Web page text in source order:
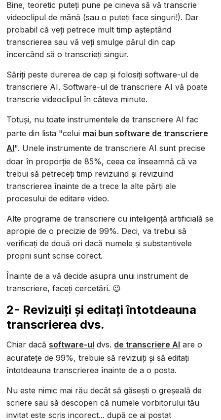
Bine, teoretic puteți pune pe cineva să vă transcrie
videoclipul de mână (sau o puteți face singuri!). Dar
probabil că veți petrece mult timp așteptând
transcrierea sau vă veți smulge părul din cap
încercând să o transcrieți singur.
Săriți peste durerea de cap și folosiți software-ul de
transcriere AI. Software-ul de transcriere AI vă poate
transcrie videoclipul în câteva minute.
Totuși, nu toate instrumentele de transcriere AI fac
parte din lista "celui mai bun software de transcriere
AI". Unele instrumente de transcriere AI sunt precise
doar în proporție de 85%, ceea ce înseamnă că va
trebui să petreceți timp revizuind și revizuind
transcrierea înainte de a trece la alte părți ale
procesului de editare video.
Alte programe de transcriere cu inteligență artificială se
apropie de o precizie de 99%. Deci, va trebui să
verificați de două ori dacă numele și substantivele
proprii sunt scrise corect.
Înainte de a vă decide asupra unui instrument de
transcriere, faceți cercetări. 😉
2- Revizuiți și editați întotdeauna
transcrierea dvs.
Chiar dacă software-ul dvs. de transcriere AI are o
acuratețe de 99%, trebuie să revizuiți și să editați
întotdeauna transcrierea înainte de a o posta.
Nu este nimic mai rău decât să găsești o greșeală de
scriere sau să descoperi că numele vorbitorului tău
invitat este scris incorect... după ce ai postat